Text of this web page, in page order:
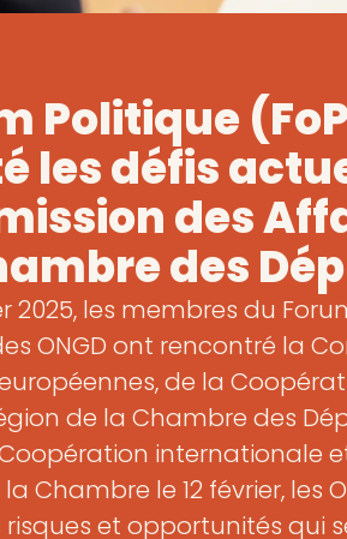
Politique
les défis
des
des
2025, les membres du
ONGD ont rencontré la
de la
de la Chambre des
internationale
Chambre le 12 février, les
risques et opportunités qui